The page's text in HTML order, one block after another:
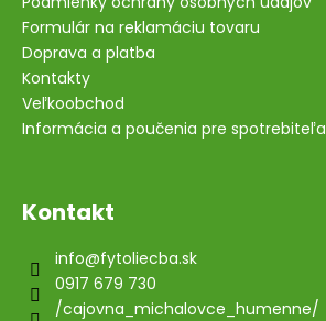
Formulár na reklamáciu tovaru
Doprava a platba
Kontakty
Veľkoobchod
Informácia a poučenia pre spotrebiteľa
Kontakt
info@fytoliecba.sk
0917 679 730
/cajovna_michalovce_humenne/